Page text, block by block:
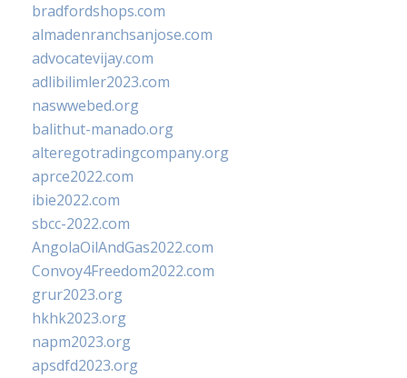
bradfordshops.com
almadenranchsanjose.com
advocatevijay.com
adlibilimler2023.com
naswwebed.org
balithut-manado.org
alteregotradingcompany.org
aprce2022.com
ibie2022.com
sbcc-2022.com
AngolaOilAndGas2022.com
Convoy4Freedom2022.com
grur2023.org
hkhk2023.org
napm2023.org
apsdfd2023.org